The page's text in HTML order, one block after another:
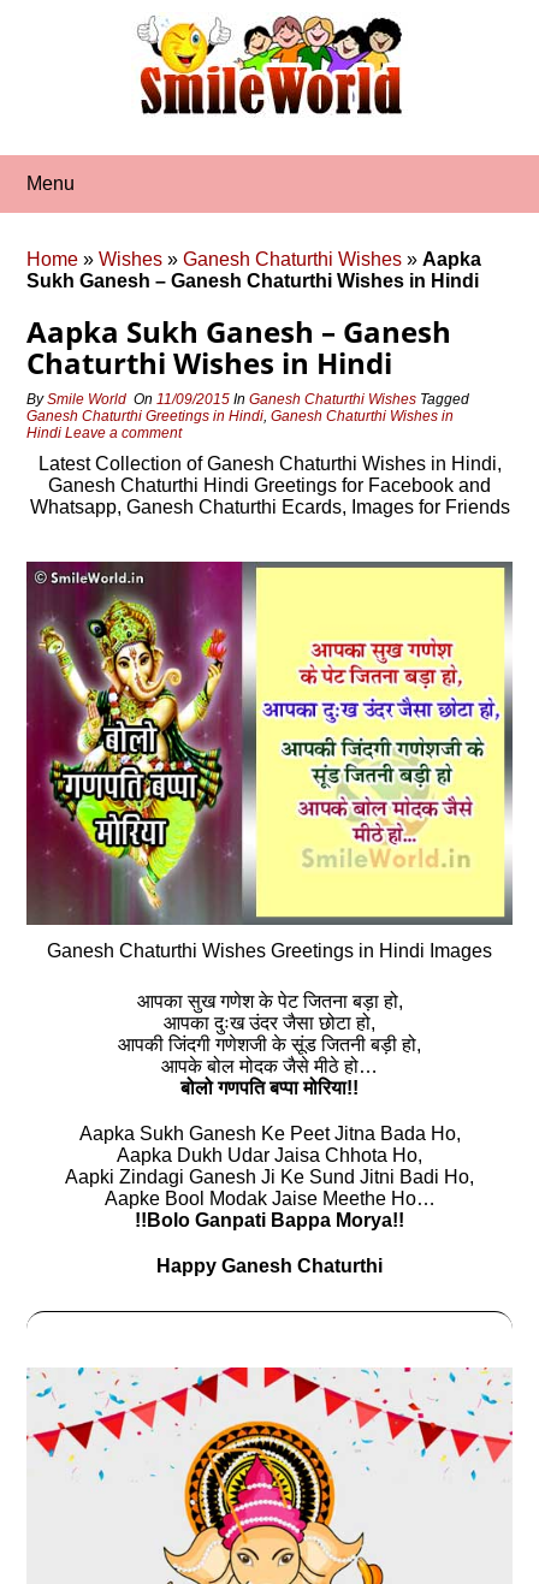
Menu
Home »Wishes »Ganesh Chaturthi Wishes »Aapka
Sukh Ganesh – Ganesh Chaturthi Wishes in Hindi
Aapka Sukh Ganesh – Ganesh
Chaturthi Wishes in Hindi
BySmile World On11/09/2015 InGanesh Chaturthi Wishes Tagged
Ganesh Chaturthi Greetings in Hindi,Ganesh Chaturthi Wishes in
Hindi Leave a comment
Latest Collection of Ganesh Chaturthi Wishes in Hindi,
Ganesh Chaturthi Hindi Greetings for Facebook and
Whatsapp, Ganesh Chaturthi Ecards, Images for Friends
Ganesh Chaturthi Wishes Greetings in Hindi Images
आपका सुख गणेश के पेट जितना बड़ा हो,
आपका दुःख उंदर जैसा छोटा हो,
आपकी जिंदगी गणेशजी के सूंड जितनी बड़ी हो,
आपके बोल मोदक जैसे मीठे हो…
बोलो गणपति बप्पा मोरिया!!
Aapka Sukh Ganesh Ke Peet Jitna Bada Ho,
Aapka Dukh Udar Jaisa Chhota Ho,
Aapki Zindagi Ganesh Ji Ke Sund Jitni Badi Ho,
Aapke Bool Modak Jaise Meethe Ho…
!!Bolo Ganpati Bappa Morya!!
Happy Ganesh Chaturthi